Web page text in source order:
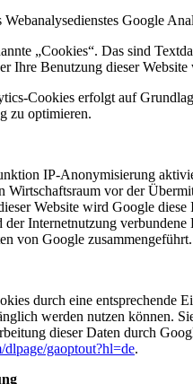
Webanalysedienstes Google
„Cookies“. Das sind
Ihre Benutzung dieser
Cookies erfolgt auf
zu optimieren.
IP-Anonymisierung
Wirtschaftsraum vor der
Website wird Google
Internetnutzung
von Google zusammengeführt.
durch eine
werden nutzen können.
dieser Daten durch
gaoptout?hl=de.